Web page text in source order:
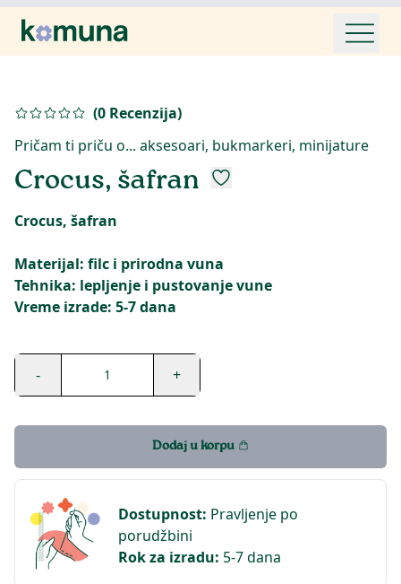
(0 Recenzija)
Pričam ti priču o... aksesoari, bukmarkeri, minijature
Crocus, šafran
Crocus, šafran
Materijal: filc i prirodna vuna
Tehnika: lepljenje i pustovanje vune
- 1 +
Dodaj u korpu
Dostupnost: Pravljenje po
porudžbini
Rok za izradu: 5-7 dana